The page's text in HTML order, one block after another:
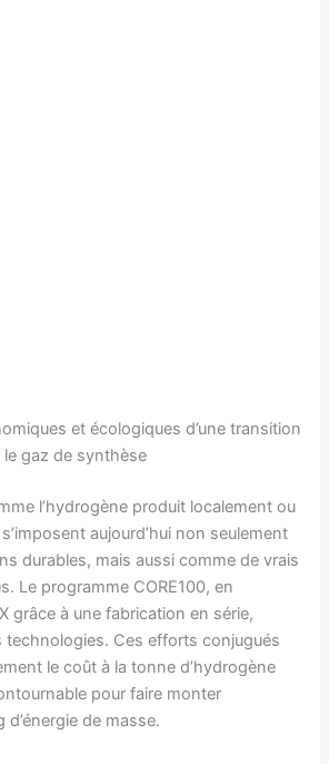
et écologiques d’une transition
le gaz de synthèse
l’hydrogène produit localement ou
aujourd’hui non seulement
durables, mais aussi comme de vrais
Le programme CORE100, en
grâce à une fabrication en série,
technologies. Ces efforts conjugués
le coût à la tonne d’hydrogène
pour faire monter
d’énergie de masse.